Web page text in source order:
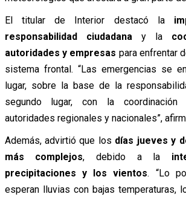
El titular de Interior destacó la
responsabilidad ciudadana y la
autoridades y empresas para enfrentar
sistema frontal. “Las emergencias se
lugar, sobre la base de la
segundo lugar, con la coordinación
autoridades regionales y nacionales”,
Además, advirtió que los días jueves y
más complejos, debido a la
precipitaciones y los vientos. “Lo
esperan lluvias con bajas temperaturas,